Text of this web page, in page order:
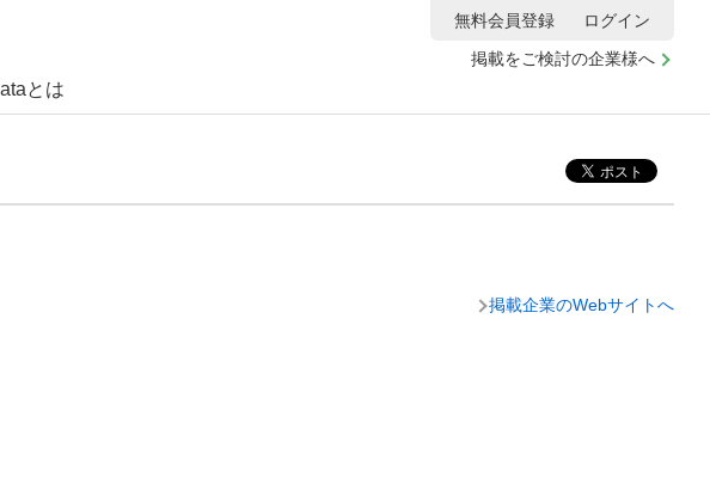
とは
掲載をご検討の企業様へ
無料会員登録 ログイン
掲載企業のWebサイトへ